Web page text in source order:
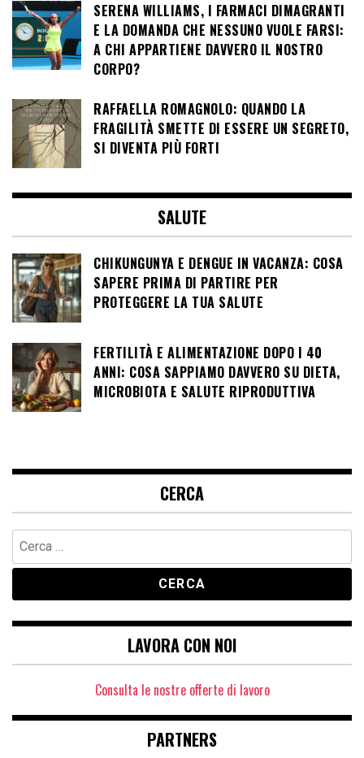
SERENA WILLIAMS, I FARMACI DIMAGRANTI
E LA DOMANDA CHE NESSUNO VUOLE FARSI:
A CHI APPARTIENE DAVVERO IL NOSTRO
CORPO?
RAFFAELLA ROMAGNOLO: QUANDO LA
FRAGILITÀ SMETTE DI ESSERE UN SEGRETO,
SI DIVENTA PIÙ FORTI
SALUTE
CHIKUNGUNYA E DENGUE IN VACANZA: COSA
SAPERE PRIMA DI PARTIRE PER
PROTEGGERE LA TUA SALUTE
FERTILITÀ E ALIMENTAZIONE DOPO I 40
ANNI: COSA SAPPIAMO DAVVERO SU DIETA,
MICROBIOTA E SALUTE RIPRODUTTIVA
CERCA
Ricerca
per:
LAVORA CON NOI
Consulta le nostre offerte di lavoro
PARTNERS